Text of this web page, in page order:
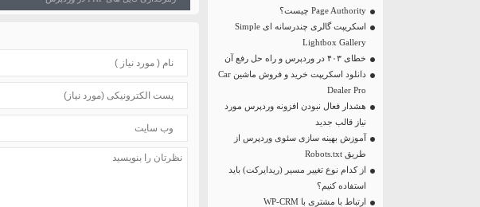
Page Authority چیست؟
اسکریپت گالری چندرسانه ای Simple
Lightbox Gallery
خطای ۴۰۳ در وردپرس و راه حل رفع آن
دانلود اسکریپت خرید و فروش ماشین Car
Dealer Pro
هشدار فعال نبودن افزونه وردپرس مورد
نیاز قالب جدید
آموزش بهینه سازی سئوی وردپرس از
طریق Robots.txt
از کدام نوع تغییر مسیر (ریدایرکت) باید
استفاده کنیم؟
ارتباط با مشتری با WP-CRM